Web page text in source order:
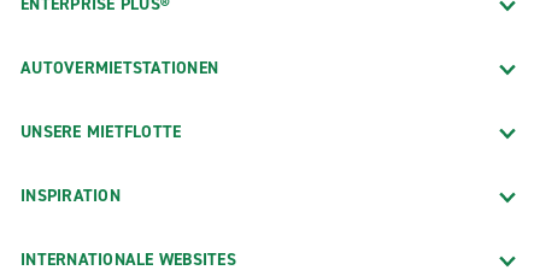
ENTERPRISE PLUS®
AUTOVERMIETSTATIONEN
UNSERE MIETFLOTTE
INSPIRATION
INTERNATIONALE WEBSITES